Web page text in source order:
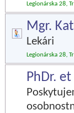
Legionárska 28,
Mgr.
Lekári
Legionárska 28,
PhDr.